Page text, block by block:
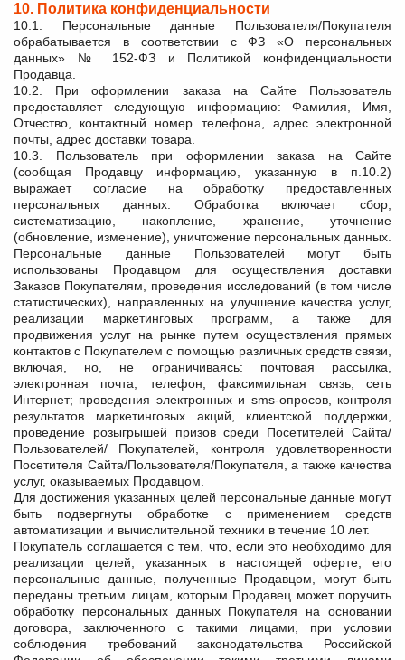
10. Политика конфиденциальности
10.1. Персональные данные Пользователя/Покупателя
обрабатывается в соответствии с ФЗ «О персональных
данных» № 152-ФЗ и Политикой конфиденциальности
Продавца.
10.2. При оформлении заказа на Сайте Пользователь
предоставляет следующую информацию: Фамилия, Имя,
Отчество, контактный номер телефона, адрес электронной
почты, адрес доставки товара.
10.3. Пользователь при оформлении заказа на Сайте
(сообщая Продавцу информацию, указанную в п.10.2)
выражает согласие на обработку предоставленных
персональных данных. Обработка включает сбор,
систематизацию, накопление, хранение, уточнение
(обновление, изменение), уничтожение персональных данных.
Персональные данные Пользователей могут быть
использованы Продавцом для осуществления доставки
Заказов Покупателям, проведения исследований (в том числе
статистических), направленных на улучшение качества услуг,
реализации маркетинговых программ, а также для
продвижения услуг на рынке путем осуществления прямых
контактов с Покупателем с помощью различных средств связи,
включая, но, не ограничиваясь: почтовая рассылка,
электронная почта, телефон, факсимильная связь, сеть
Интернет; проведения электронных и sms-опросов, контроля
результатов маркетинговых акций, клиентской поддержки,
проведение розыгрышей призов среди Посетителей Сайта/
Пользователей/ Покупателей, контроля удовлетворенности
Посетителя Сайта/Пользователя/Покупателя, а также качества
услуг, оказываемых Продавцом.
Для достижения указанных целей персональные данные могут
быть подвергнуты обработке с применением средств
автоматизации и вычислительной техники в течение 10 лет.
Покупатель соглашается с тем, что, если это необходимо для
реализации целей, указанных в настоящей оферте, его
персональные данные, полученные Продавцом, могут быть
переданы третьим лицам, которым Продавец может поручить
обработку персональных данных Покупателя на основании
договора, заключенного с такими лицами, при условии
соблюдения требований законодательства Российской